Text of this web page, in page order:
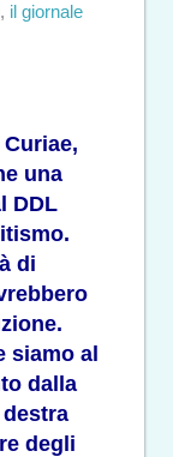
, il giornale
una
DDL
di
siamo al
dalla
degli